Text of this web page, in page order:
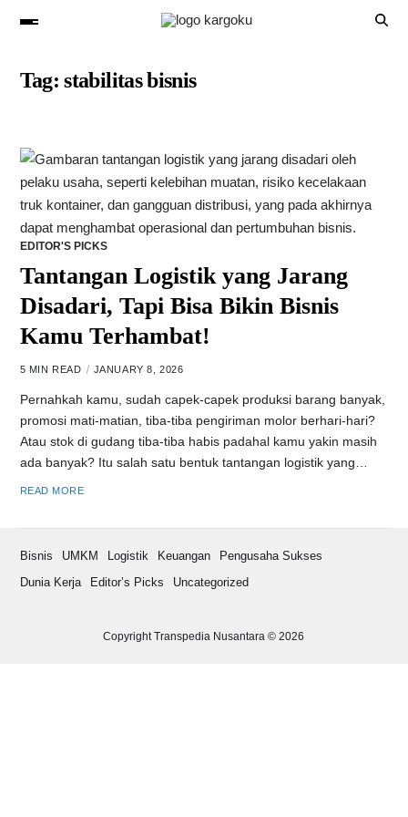
Tag:stabilitas bisnis
EDITOR'S PICKS
Tantangan Logistik yang Jarang
Disadari, Tapi Bisa Bikin Bisnis
Kamu Terhambat!
5 MIN READ JANUARY 8, 2026
Pernahkah kamu, sudah capek-capek produksi barang banyak,
promosi mati-matian, tiba-tiba pengiriman molor berhari-hari?
Atau stok di gudang tiba-tiba habis padahal kamu yakin masih
ada banyak? Itu salah satu bentuk tantangan logistik yang…
READ MORE
Copyright Transpedia Nusantara © 2026
Bisnis UMKM Logistik Keuangan
Pengusaha Sukses
Dunia Kerja
Editor’s Picks Uncategorized